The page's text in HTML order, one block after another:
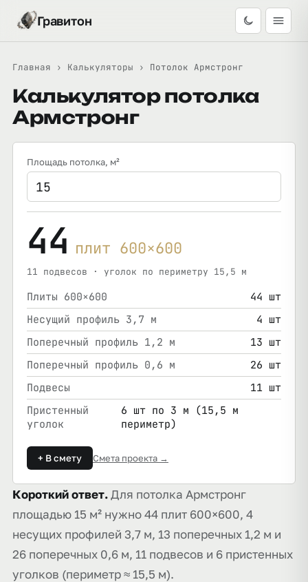
Гравитон
Главная › Калькуляторы › Потолок Армстронг
Калькулятор потолка
Армстронг
Площадь потолка, м²
44 плит 600×600
11 подвесов · уголок по периметру 15,5 м
Плиты 600×600
44 шт
Несущий профиль 3,7 м
4 шт
Поперечный профиль 1,2 м
13 шт
Поперечный профиль 0,6 м
26 шт
Подвесы
11 шт
Пристенный
уголок
6 шт по 3 м (15,5 м
периметр)
+ В смету Смета проекта →
Короткий ответ.Для потолка Армстронг
площадью 15 м² нужно 44 плит 600×600, 4
несущих профилей 3,7 м, 13 поперечных 1,2 м и
26 поперечных 0,6 м, 11 подвесов и 6 пристенных
уголков (периметр ≈ 15,5 м).